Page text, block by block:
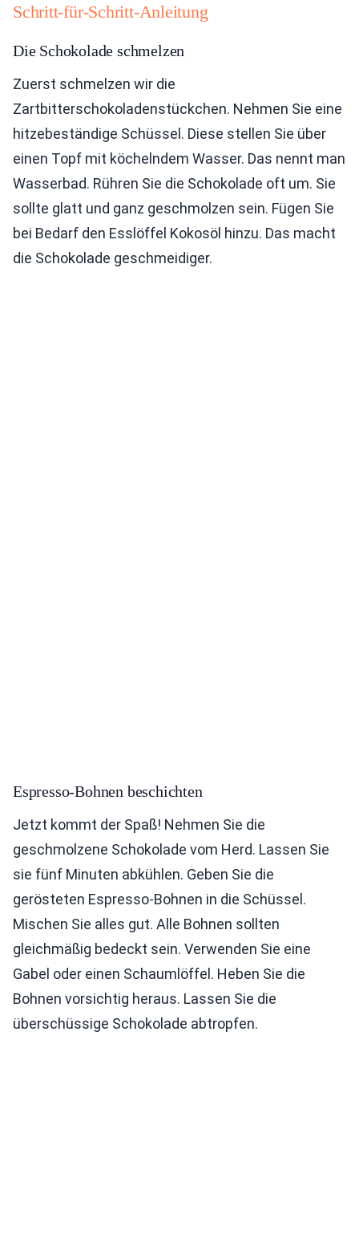
Schritt-für-Schritt-Anleitung
Die Schokolade schmelzen
Zuerst schmelzen wir die
Zartbitterschokoladenstückchen. Nehmen Sie eine
hitzebeständige Schüssel. Diese stellen Sie über
einen Topf mit köchelndem Wasser. Das nennt man
Wasserbad. Rühren Sie die Schokolade oft um. Sie
sollte glatt und ganz geschmolzen sein. Fügen Sie
bei Bedarf den Esslöffel Kokosöl hinzu. Das macht
die Schokolade geschmeidiger.
Espresso-Bohnen beschichten
Jetzt kommt der Spaß! Nehmen Sie die
geschmolzene Schokolade vom Herd. Lassen Sie
sie fünf Minuten abkühlen. Geben Sie die
gerösteten Espresso-Bohnen in die Schüssel.
Mischen Sie alles gut. Alle Bohnen sollten
gleichmäßig bedeckt sein. Verwenden Sie eine
Gabel oder einen Schaumlöffel. Heben Sie die
Bohnen vorsichtig heraus. Lassen Sie die
überschüssige Schokolade abtropfen.